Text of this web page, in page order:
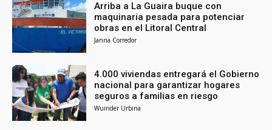
Arriba a La Guaira buque con
maquinaria pesada para potenciar
obras en el Litoral Central
Janna Corredor
4.000 viviendas entregará el Gobierno
nacional para garantizar hogares
seguros a familias en riesgo
Wuinder Urbina